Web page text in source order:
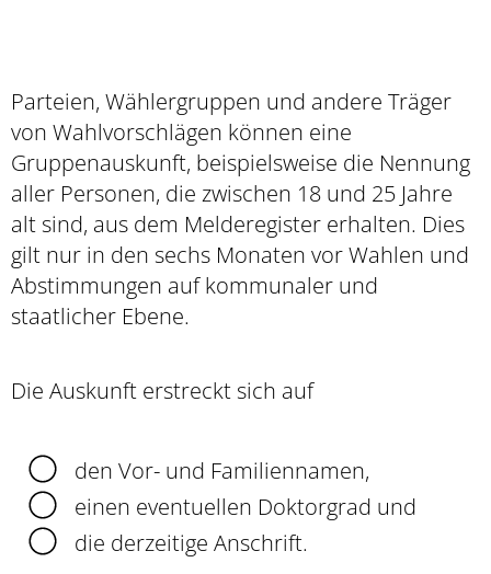
Parteien, Wählergruppen und andere Träger
von Wahlvorschlägen können eine
Gruppenauskunft, beispielsweise die Nennung
aller Personen, die zwischen 18 und 25 Jahre
alt sind, aus dem Melderegister erhalten. Dies
gilt nur in den sechs Monaten vor Wahlen und
Abstimmungen auf kommunaler und
staatlicher Ebene.
Die Auskunft erstreckt sich auf
den Vor- und Familiennamen,
einen eventuellen Doktorgrad und
die derzeitige Anschrift.